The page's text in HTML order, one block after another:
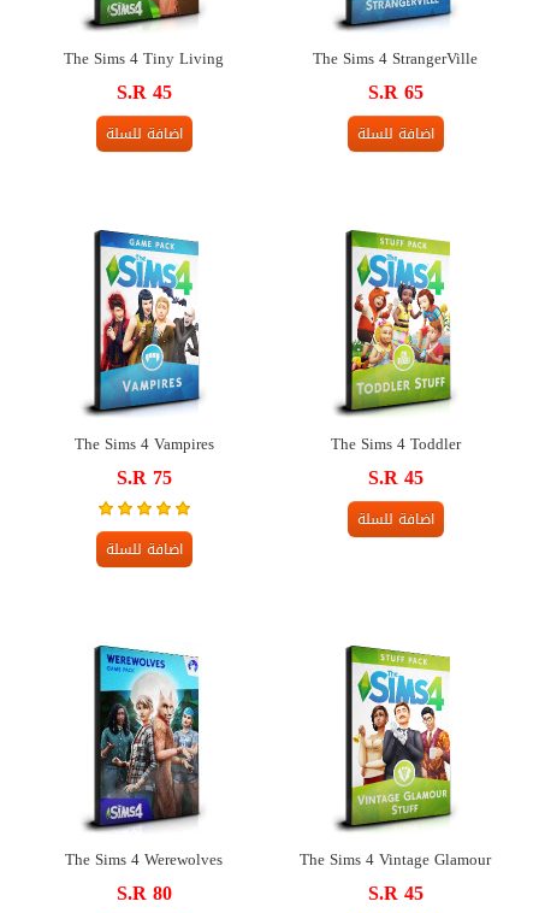
The Sims 4 StrangerVille
S.R 65
اضافة للسلة
The Sims 4 Tiny Living‏‏
S.R 45
اضافة للسلة
The Sims 4 Toddler
S.R 45
اضافة للسلة
The Sims 4 Vampires
S.R 75
اضافة للسلة
The Sims 4 Vintage Glamour
S.R 45
The Sims 4 Werewolves
S.R 80